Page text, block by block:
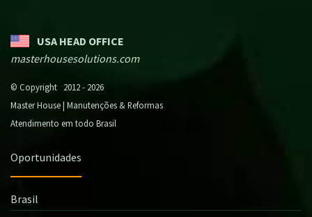
USA HEAD OFFICE
masterhousesolutions.com
© Copyright 2012 - 2026
Master House | Manutenções & Reformas
Atendimento em todo Brasil
Oportunidades
Brasil